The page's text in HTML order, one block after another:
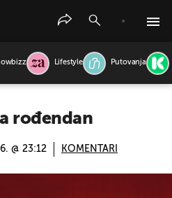
Lifestyle Putovanja
rođendan
@ 23:12 KOMENTARI